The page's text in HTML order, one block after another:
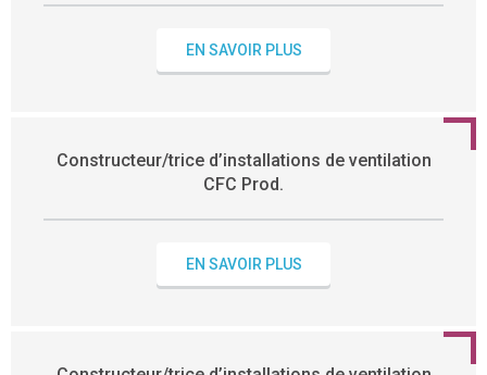
EN SAVOIR PLUS
Constructeur/trice d’installations de ventilation
CFC Prod.
EN SAVOIR PLUS